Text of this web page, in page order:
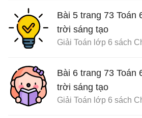
Bài 5 trang 73 Toán
trời sáng tạo
Giải Toán lớp 6 sách
Bài 6 trang 73 Toán
trời sáng tạo
Giải Toán lớp 6 sách